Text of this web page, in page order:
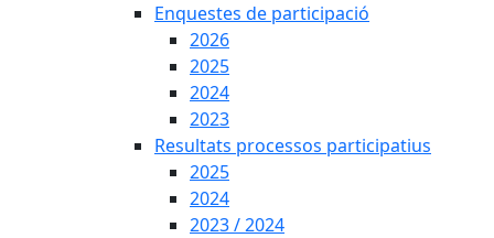
Enquestes de participació
2026
2025
2024
2023
Resultats processos participatius
2025
2024
2023 / 2024